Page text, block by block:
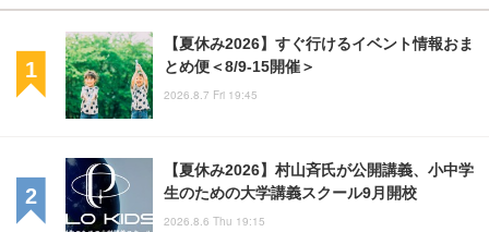
【夏休み2026】すぐ行けるイベント情報おま
とめ便＜8/9-15開催＞
2026.8.7 Fri 19:45
【夏休み2026】村山斉氏が公開講義、小中学
生のための大学講義スクール9月開校
2026.8.6 Thu 19:15